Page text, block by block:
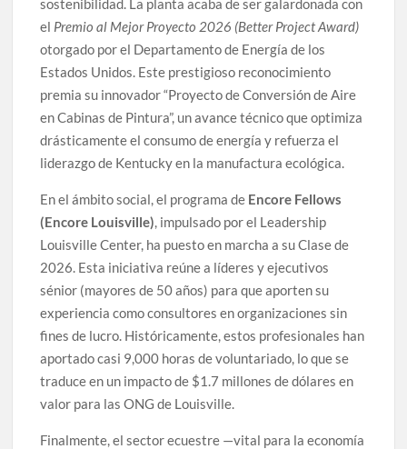
sostenibilidad. La planta acaba de ser galardonada con
el Premio al Mejor Proyecto 2026 (Better Project Award)
otorgado por el Departamento de Energía de los
Estados Unidos. Este prestigioso reconocimiento
premia su innovador “Proyecto de Conversión de Aire
en Cabinas de Pintura”, un avance técnico que optimiza
drásticamente el consumo de energía y refuerza el
liderazgo de Kentucky en la manufactura ecológica.
En el ámbito social, el programa de Encore Fellows
(Encore Louisville), impulsado por el Leadership
Louisville Center, ha puesto en marcha a su Clase de
2026. Esta iniciativa reúne a líderes y ejecutivos
sénior (mayores de 50 años) para que aporten su
experiencia como consultores en organizaciones sin
fines de lucro. Históricamente, estos profesionales han
aportado casi 9,000 horas de voluntariado, lo que se
traduce en un impacto de $1.7 millones de dólares en
valor para las ONG de Louisville.
Finalmente, el sector ecuestre —vital para la economía